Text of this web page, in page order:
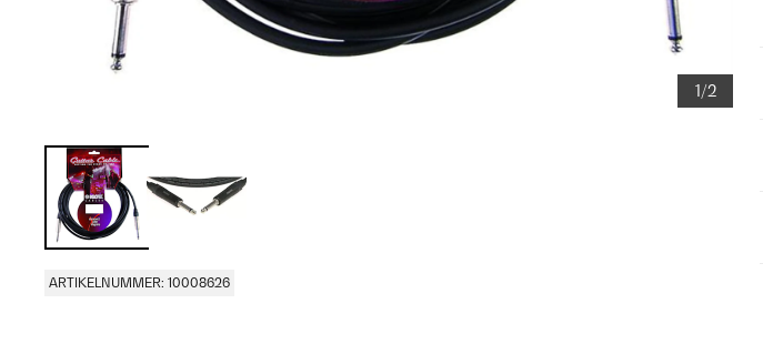
1/2
ARTIKELNUMMER: 10008626